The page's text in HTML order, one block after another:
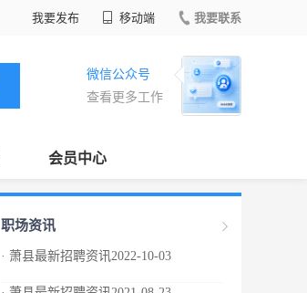
我要发布 移动端 我要联系
微信公众号
查看更多工作
会员中心
职场资讯
· 萧县最新招聘资讯2022-10-03